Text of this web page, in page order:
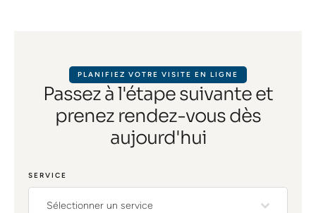
PLANIFIEZ VOTRE VISITE EN LIGNE
Passez à l'étape suivante et
prenez rendez-vous dès
aujourd'hui
SERVICE
Sélectionner un service